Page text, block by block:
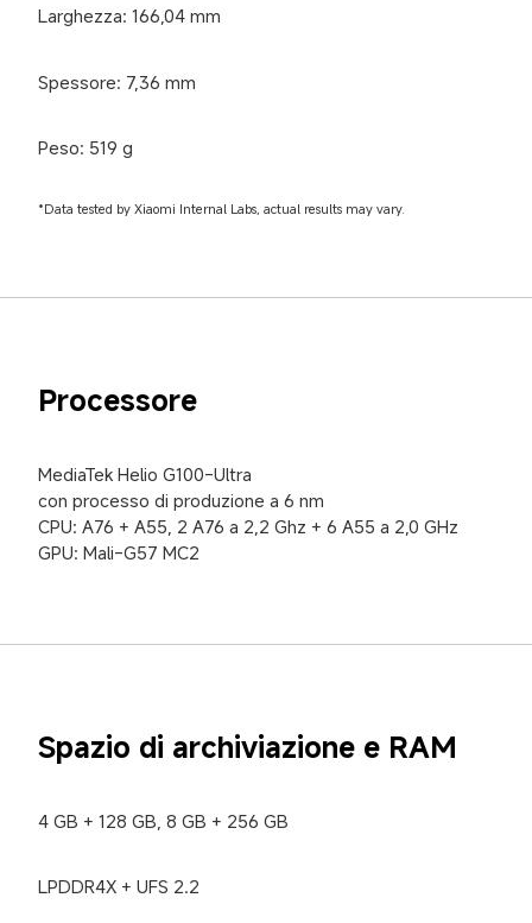
Larghezza: 166,04 mm
Spessore: 7,36 mm
Peso: 519 g
*Data tested by Xiaomi Internal Labs, actual results may vary.
Processore
MediaTek Helio G100-Ultra
con processo di produzione a 6 nm
CPU: A76 + A55, 2 A76 a 2,2 Ghz + 6 A55 a 2,0 GHz
GPU: Mali-G57 MC2
Spazio di archiviazione e RAM
4 GB + 128 GB, 8 GB + 256 GB
LPDDR4X + UFS 2.2